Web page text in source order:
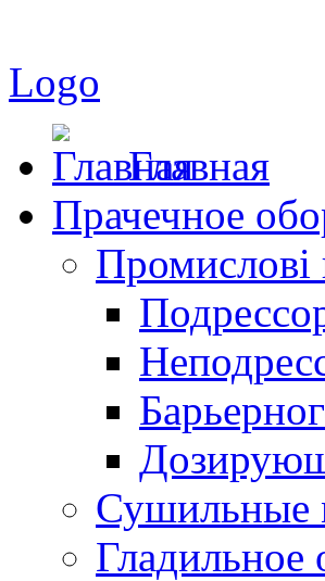
Logo
Главная
Прачечное
Гладильное